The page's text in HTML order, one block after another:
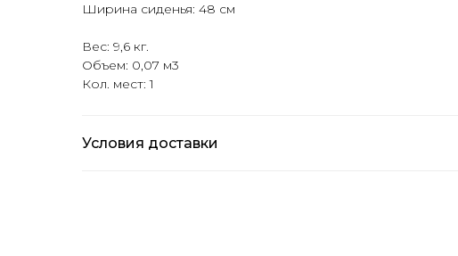
Ширина сиденья: 48 см
Вес: 9,6 кг.
Объем: 0,07 м3
Кол. мест: 1
Условия доставки